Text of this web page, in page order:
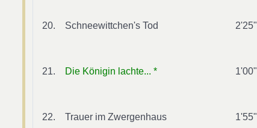
20. Schneewittchen's Tod 2'25"
21. Die Königin lachte... * 1'00"
22. Trauer im Zwergenhaus 1'55"